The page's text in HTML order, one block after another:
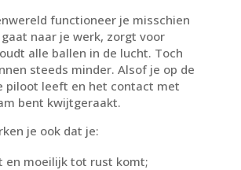
functioneer je misschien
gaat naar je werk, zorgt voor
alle ballen in de lucht. Toch
steeds minder. Alsof je op de
piloot leeft en het contact met
bent kwijtgeraakt.
je ook dat je:
en moeilijk tot rust komt;